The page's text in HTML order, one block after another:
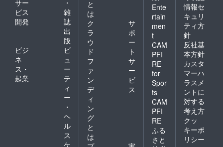
サー
ビス
開発
・
雑
誌
出
版
ビジ
ネ
ス・
起業
ビ
ュ
ー
テ
ィ
ー
・
ヘ
ル
ス
ケ
と
は
ク
ラ
ウ
ド
フ
ァ
ン
デ
ィ
ン
グ
と
は
サ
ポ
ー
ト
サ
ー
ビ
ス
Ente
rtain
men
t
CAM
PFI
RE
for
Spor
ts
CAM
PFI
RE
ふる
さと
情報セ
キュリ
ティ方
針
反社基
本方針
カスタ
マーハ
ラスメ
ントに
対する
考え方
クッ
キーポ
リシー